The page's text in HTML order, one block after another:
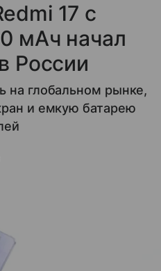
17 с
мАч начал
России
на глобальном рынке,
и емкую батарею